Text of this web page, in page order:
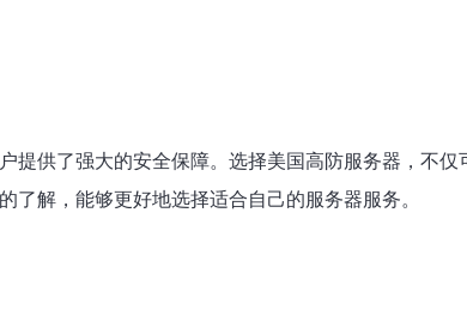
提供了强大的安全保障。选择美国高防服务器，不
解，能够更好地选择适合自己的服务器服务。